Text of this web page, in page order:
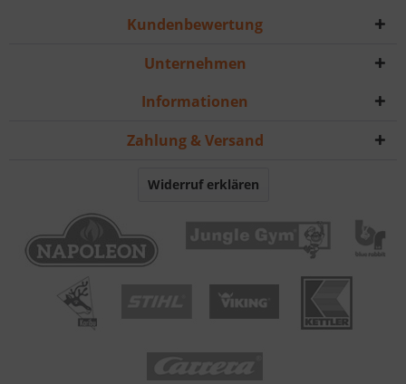
Kundenbewertung
Unternehmen
Informationen
Zahlung & Versand
Widerruf erklären